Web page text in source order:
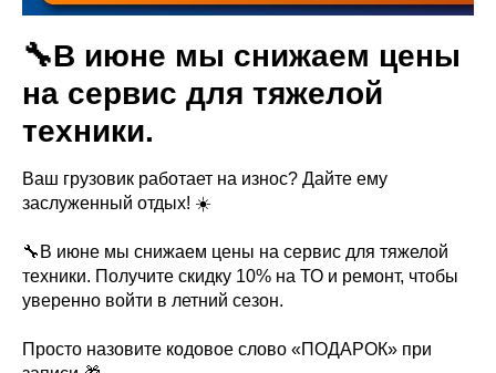
🔧В июне мы снижаем цены
на сервис для тяжелой
техники.
Ваш грузовик работает на износ? Дайте ему
заслуженный отдых! ☀️
🔧В июне мы снижаем цены на сервис для тяжелой
техники. Получите скидку 10% на ТО и ремонт, чтобы
уверенно войти в летний сезон.
Просто назовите кодовое слово «ПОДАРОК» при